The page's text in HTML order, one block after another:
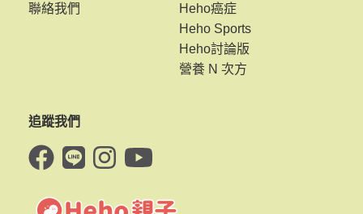
聯絡我們
Heho癌症
Heho Sports
Heho討論版
營養 N 次方
追蹤我們